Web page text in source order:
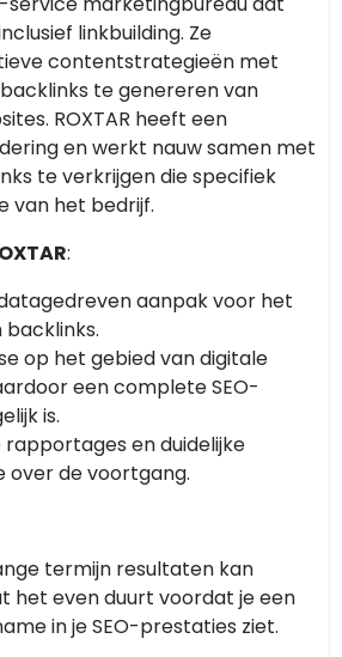
linkbuilding. Ze
contentstrategieën met
te genereren van
ROXTAR heeft een
en werkt nauw samen met
te verkrijgen die specifiek
van het bedrijf.
:
aanpak voor het
op het gebied van digitale
een complete SEO-
is.
en duidelijke
over de voortgang.
termijn resultaten kan
het even duurt voordat je een
in je SEO-prestaties ziet.